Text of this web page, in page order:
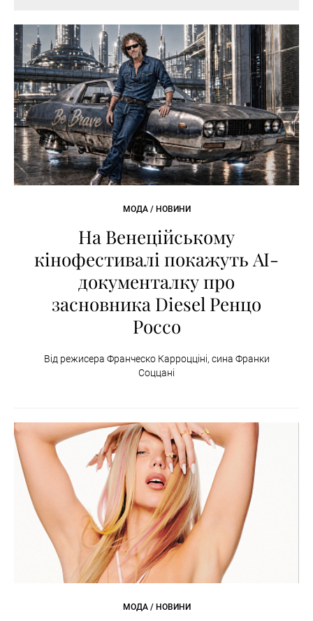
МОДА / НОВИНИ
На Венеційському
кінофестивалі покажуть AI-
документалку про
засновника Diesel Ренцо
Россо
Від режисера Франческо Карроцціні, сина Франки
Соццані
МОДА / НОВИНИ